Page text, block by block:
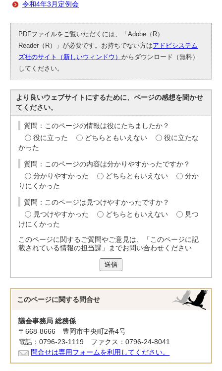
令和4年3月定例会
PDFファイルをご覧いただくには、「Adobe（R）
Reader（R）」が必要です。お持ちでない方はアドビシステム
ズ社のサイト（新しいウィンドウ）からダウンロード（無料）
してください。
より良いウェブサイトにするために、ページの感想を聞かせ
てください。
質問：このページの情報は役にたちましたか？
役に立った
どちらともいえない
役に立たな
かった
質問：このページの内容は分かりやすかったですか？
分かりやすかった
どちらともいえない
分か
りにくかった
質問：このページは見つけやすかったですか？
見つけやすかった
どちらともいえない
見つ
けにくかった
このページに関するご質問やご意見は、「このページに記
載されている情報の担当課」までお問い合わせください
送信
このページに関する 問合せ
議会事務局 総務係
〒668-8666 豊岡市中央町2番4号
電話：0796-23-1119 ファクス：0796-24-8041
問合せは専用フォームを利用してください。